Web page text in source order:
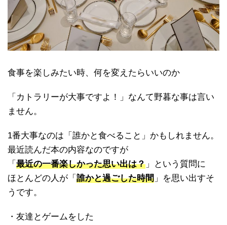
食事を楽しみたい時、何を変えたらいいのか
「カトラリーが大事ですよ！」なんて野暮な事は言い
ません。
1番大事なのは「誰かと食べること」かもしれません。
最近読んだ本の内容なのですが
「 最近の一番楽しかった思い出は？ 」という質問に
ほとんどの人が「 誰かと過ごした時間 」を思い出すそ
うです。
・友達とゲームをした